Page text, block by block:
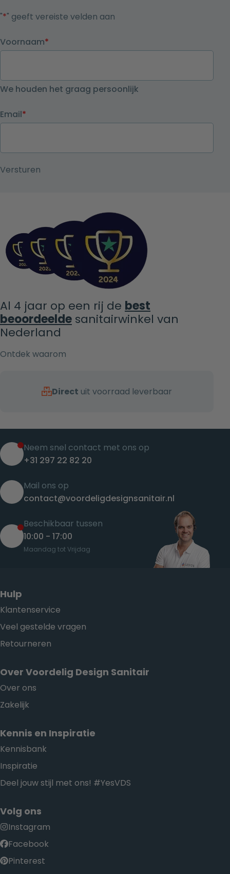
"*" geeft vereiste velden aan
Voornaam*
We houden het graag persoonlijk
Email*
Al 4 jaar op een rij de best
beoordeelde sanitairwinkel van
Nederland
Ontdek waarom
Direct uit voorraad leverbaar
Neem snel contact met ons op
+31 297 22 82 20
Mail ons op
contact@voordeligdesignsanitair.nl
Beschikbaar tussen
10:00 - 17:00
Maandag tot Vrijdag
Hulp
Klantenservice
Veel gestelde vragen
Retourneren
Over Voordelig Design Sanitair
Over ons
Zakelijk
Kennis en Inspiratie
Kennisbank
Inspiratie
Deel jouw stijl met ons! #YesVDS
Volg ons
Instagram
Facebook
Pinterest